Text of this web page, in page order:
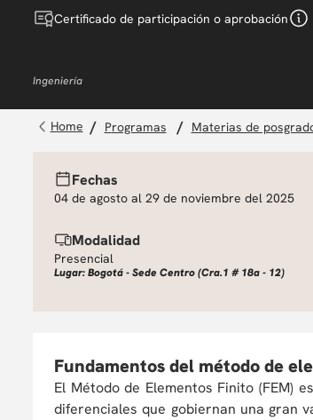
Certificado de participación o aprobación
Ingeniería
programas materias de
Fechas
04 de agosto al 29 de noviembre del 2025
Modalidad
Presencial
Lugar: Bogotá - Sede Centro (Cra.1 # 18a - 12)
Fundamentos del método de
El Método de Elementos Finito (FEM)
diferenciales que gobiernan una gran